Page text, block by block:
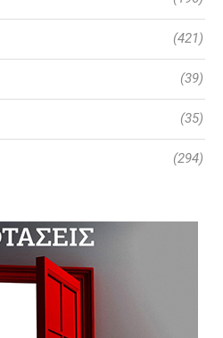
(421)
(39)
(35)
(294)